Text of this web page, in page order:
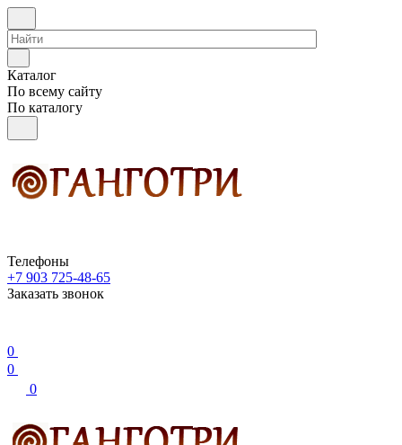
Каталог
По всему сайту
По каталогу
Телефоны
+7 903 725-48-65
Заказать звонок
0
0
0